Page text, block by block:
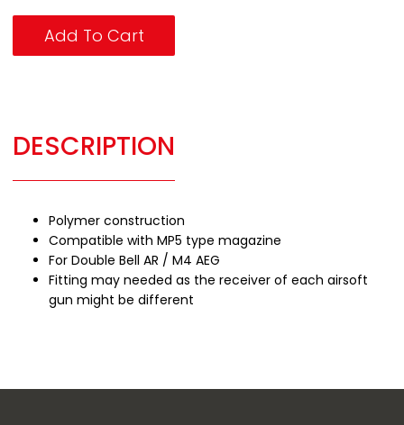
Add To Cart
DESCRIPTION
Polymer construction
Compatible with MP5 type magazine
For Double Bell AR / M4 AEG
Fitting may needed as the receiver of each airsoft
gun might be different